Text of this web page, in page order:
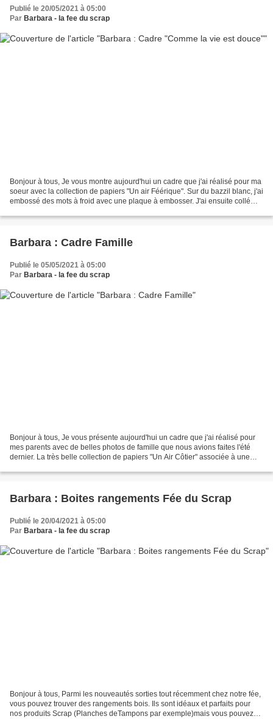
Publié le 20/05/2021 à 05:00
Par Barbara - la fee du scrap
Bonjour à tous, Je vous montre aujourd'hui un cadre que j'ai réalisé pour ma
soeur avec la collection de papiers "Un air Féérique". Sur du bazzil blanc, j'ai
embossé des mots à froid avec une plaque à embosser. J'ai ensuite collé
Barbara : Cadre Famille
Publié le 05/05/2021 à 05:00
Par Barbara - la fee du scrap
Bonjour à tous, Je vous présente aujourd'hui un cadre que j'ai réalisé pour
mes parents avec de belles photos de famille que nous avions faites l'été
dernier. La très belle collection de papiers "Un Air Côtier" associée à une
Barbara : Boites rangements Fée du Scrap
Publié le 20/04/2021 à 05:00
Par Barbara - la fee du scrap
Bonjour à tous, Parmi les nouveautés sorties tout récemment chez notre fée,
vous pouvez trouver des rangements bois. Ils sont idéaux et parfaits pour
nos produits Scrap (Planches deTampons par exemple)mais vous pouvez